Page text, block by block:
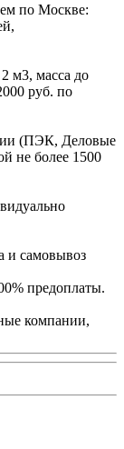
по Москве:
м3, масса до
руб. по
(ПЭК, Деловые
не более 1500
и самовывоз
предоплаты.
компании,